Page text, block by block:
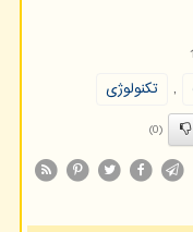
,
تكنولوژی
(0)